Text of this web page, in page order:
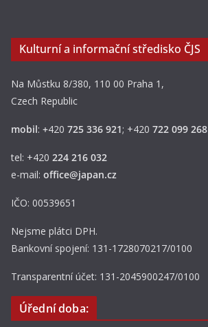
Kulturní a informační středisko ČJS
Na Můstku 8/380, 110 00 Praha 1,
Czech Republic
mobil: +420 725 336 921; +420 722 099 268
tel: +420 224 216 032
e-mail: office@japan.cz
IČO: 00539651
Nejsme plátci DPH.
Bankovní spojení: 131-1728070217/0100
Transparentní účet: 131-2045900247/0100
Úřední doba: